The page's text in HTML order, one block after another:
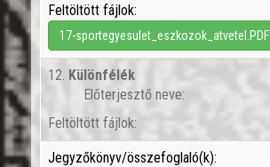
Feltöltött fájlok:
17-sportegyesulet_eszkozok_atvetel.PDF
12. Különfélék
Előterjesztő neve:
Feltöltött fájlok:
Jegyzőkönyv/összefoglaló(k):